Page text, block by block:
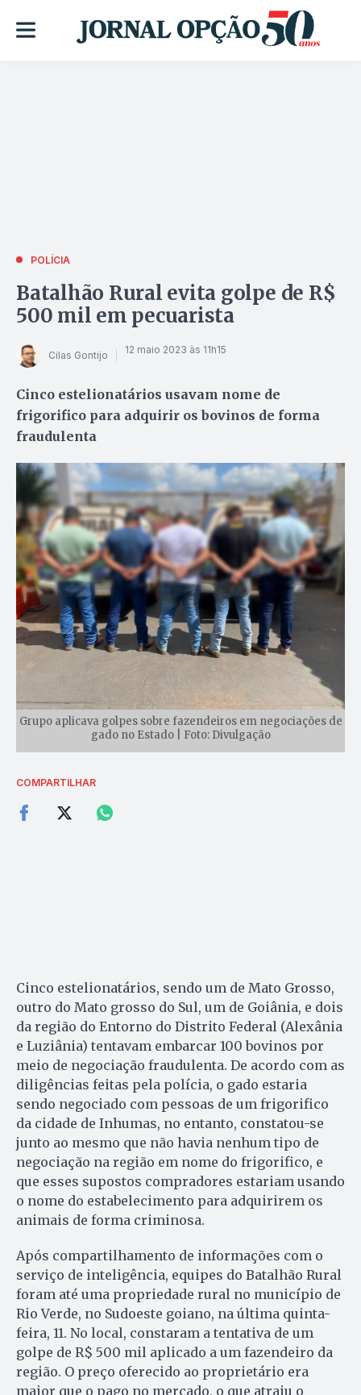
POLÍCIA
Batalhão Rural evita golpe de R$
500 mil em pecuarista
Cilas Gontijo 12 maio 2023 às 11h15
Cinco estelionatários usavam nome de
frigorifico para adquirir os bovinos de forma
fraudulenta
Grupo aplicava golpes sobre fazendeiros em negociações de
gado no Estado | Foto: Divulgação
COMPARTILHAR
Cinco estelionatários, sendo um de Mato Grosso,
outro do Mato grosso do Sul, um de Goiânia, e dois
da região do Entorno do Distrito Federal (Alexânia
e Luziânia) tentavam embarcar 100 bovinos por
meio de negociação fraudulenta. De acordo com as
diligências feitas pela polícia, o gado estaria
sendo negociado com pessoas de um frigorifico
da cidade de Inhumas, no entanto, constatou-se
junto ao mesmo que não havia nenhum tipo de
negociação na região em nome do frigorifico, e
que esses supostos compradores estariam usando
o nome do estabelecimento para adquirirem os
animais de forma criminosa.
Após compartilhamento de informações com o
serviço de inteligência, equipes do Batalhão Rural
foram até uma propriedade rural no município de
Rio Verde, no Sudoeste goiano, na última quinta-
feira, 11. No local, constaram a tentativa de um
golpe de R$ 500 mil aplicado a um fazendeiro da
região. O preço oferecido ao proprietário era
maior que o pago no mercado, o que atraiu o